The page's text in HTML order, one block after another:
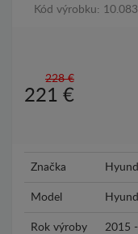
Kód výrobku: 10.083
228 €
221 €
Značka
Model
Rok výroby 2015